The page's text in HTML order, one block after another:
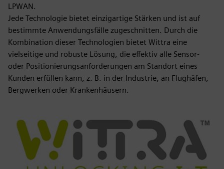
LPWAN.
Jede Technologie bietet einzigartige Stärken und ist auf
bestimmte Anwendungsfälle zugeschnitten. Durch die
Kombination dieser Technologien bietet Wittra eine
vielseitige und robuste Lösung, die effektiv alle Sensor-
oder Positionierungsanforderungen am Standort eines
Kunden erfüllen kann, z. B. in der Industrie, an Flughäfen,
Bergwerken oder Krankenhäusern.